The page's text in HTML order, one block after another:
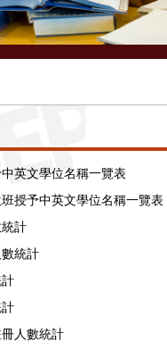
英文學位名稱一覽表
授予中英文學位名稱一覽表
計
統計
人數統計